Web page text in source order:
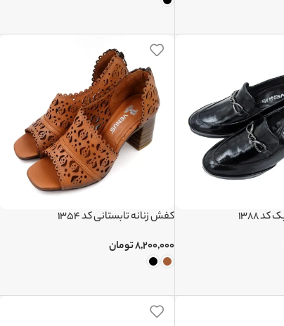
1388
کفش زنانه تابستانی کد 1354
۸,۲۰۰,۰۰۰تومان